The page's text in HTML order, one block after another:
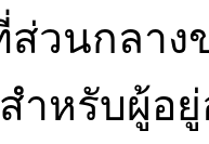
วนกลาง
ำหรับผู้อ